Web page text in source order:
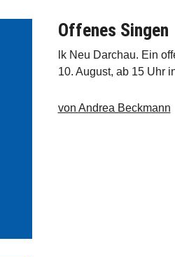
Offenes Singen
lk Neu Darchau. Ein
10. August, ab 15 Uhr
von Andrea Beckmann